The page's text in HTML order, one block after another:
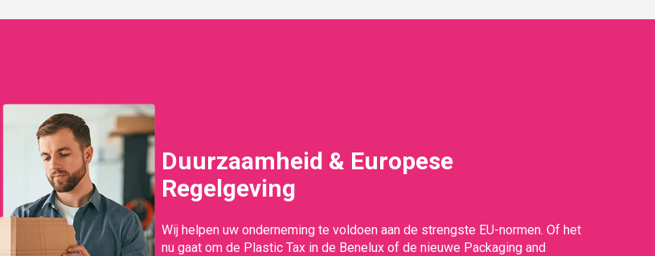
Duurzaamheid & Europese
Regelgeving
Wij helpen uw onderneming te voldoen aan de strengste EU-normen. Of het
nu gaat om de Plastic Tax in de Benelux of de nieuwe Packaging and